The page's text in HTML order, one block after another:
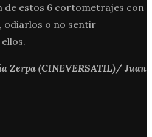
de estos 6 cortometrajes con
odiarlos o no sentir
Zerpa (CINEVERSATIL)/ Juan